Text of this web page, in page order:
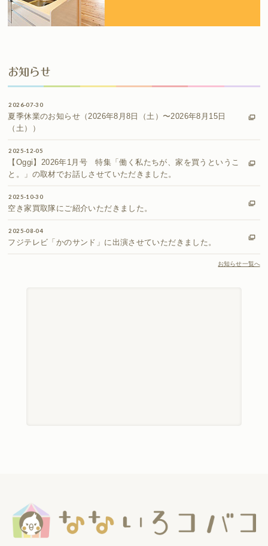
お知らせ
2026-07-30
夏季休業のお知らせ（2026年8月8日（土）〜2026年8月15日
（土））
2025-12-05
【Oggi】2026年1月号 特集「働く私たちが、家を買うというこ
と。」の取材でお話しさせていただきました。
2025-10-30
空き家買取隊にご紹介いただきました。
2025-08-04
フジテレビ「かのサンド」に出演させていただきました。
お知らせ一覧へ